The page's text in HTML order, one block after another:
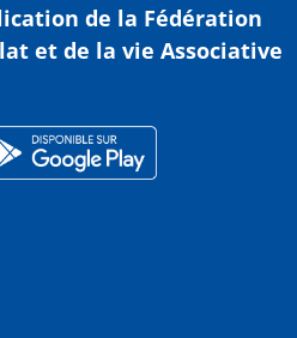
de la Fédération
et de la vie Associative